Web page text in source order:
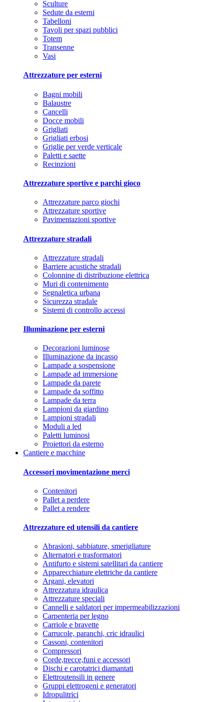
Sculture
Sedute da esterni
Tabelloni
Tavoli per spazi pubblici
Totem
Transenne
Vasi
Attrezzature per esterni
Bagni mobili
Balaustre
Cancelli
Docce mobili
Grigliati
Grigliati erbosi
Griglie per verde verticale
Paletti e saette
Recinzioni
Attrezzature sportive e parchi gioco
Attrezzature parco giochi
Attrezzature sportive
Pavimentazioni sportive
Attrezzature stradali
Attrezzature stradali
Barriere acustiche stradali
Colonnine di distribuzione elettrica
Muri di contenimento
Segnaletica urbana
Sicurezza stradale
Sistemi di controllo accessi
Illuminazione per esterni
Decorazioni luminose
Illuminazione da incasso
Lampade a sospensione
Lampade ad immersione
Lampade da parete
Lampade da soffitto
Lampade da terra
Lampioni da giardino
Lampioni stradali
Moduli a led
Paletti luminosi
Proiettori da esterno
Cantiere e macchine
Accessori movimentazione merci
Contenitori
Pallet a perdere
Pallet a rendere
Attrezzature ed utensili da cantiere
Abrasioni, sabbiature, smerigliature
Alternatori e trasformatori
Antifurto e sistemi satellitari da cantiere
Apparecchiature elettriche da cantiere
Argani, elevatori
Attrezzatura idraulica
Attrezzature speciali
Cannelli e saldatori per impermeabilizzazioni
Carpenteria per legno
Carriole e bravette
Carrucole, paranchi, cric idraulici
Cassoni, contenitori
Compressori
Corde,trecce,funi e accessori
Dischi e carotatrici diamantati
Elettroutensili in genere
Gruppi elettrogeni e generatori
Idropulitrici